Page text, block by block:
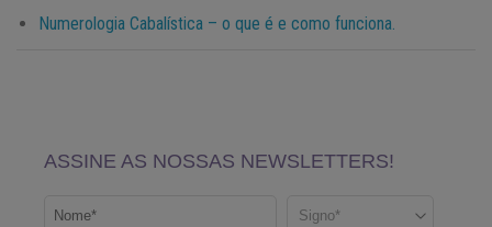
Numerologia Cabalística – o que é e como funciona.